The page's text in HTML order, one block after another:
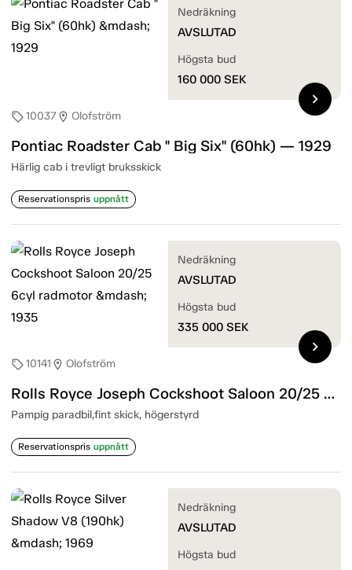
sell10037location_on Olofström
Pontiac Roadster Cab " Big Six" (60hk) — 1929
Härlig cab i trevligt bruksskick
Reservationspris uppnått
Nedräkning
AVSLUTAD
Högsta bud
160 000 SEK
chevron_right
sell10141 location_on Olofström
Rolls Royce Joseph Cockshoot Saloon 20/25 6cyl radmotor — 1935
Pampig paradbil,fint skick, högerstyrd
Reservationspris uppnått
Nedräkning
AVSLUTAD
Högsta bud
335 000 SEK
chevron_right
Nedräkning
AVSLUTAD
Högsta bud